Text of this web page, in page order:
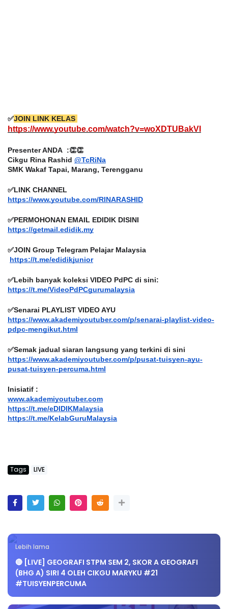
✅JOIN LINK KELAS
https://www.youtube.com/watch?v=woXDTUBakVI
Presenter ANDA  :👏👏
Cikgu Rina Rashid @TcRiNa
SMK Wakaf Tapai, Marang, Terengganu
✅LINK CHANNEL
https://www.youtube.com/RINARASHID
✅PERMOHONAN EMAIL EDIDIK DISINI
https://getmail.edidik.my
✅JOIN Group Telegram Pelajar Malaysia
https://t.me/edidikjunior
✅Lebih banyak koleksi VIDEO PdPC di sini:
https://t.me/VideoPdPCgurumalaysia
✅Senarai PLAYLIST VIDEO AYU
https://www.akademiyoutuber.com/p/senarai-playlist-video-
pdpc-mengikut.html
✅Semak jadual siaran langsung yang terkini di sini
https://www.akademiyoutuber.com/p/pusat-tuisyen-ayu-
pusat-tuisyen-percuma.html
Inisiatif :
www.akademiyoutuber.com
https://t.me/eDIDIKMalaysia
https://t.me/KelabGuruMalaysia
Tags LIVE
Lebih lama
🔴 [LIVE] GEOGRAFI STPM SEM 2, SKOR A GEOGRAFI
(BHG A) SIRI 4 OLEH CIKGU MARYKU #21
#TUISYENPERCUMA